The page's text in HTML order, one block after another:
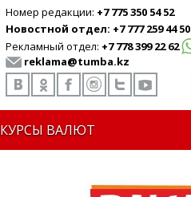
Номер редакции: +7 775 350 54 52
Новостной отдел: +7 777 259 44 50
Рекламный отдел: +7 778 399 22 62
reklama@tumba.kz
КУРСЫ ВАЛЮТ